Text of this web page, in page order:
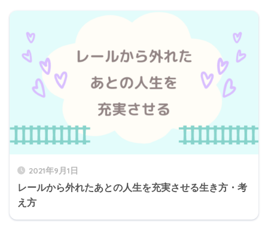
2021年9月1日
レールから外れたあとの人生を充実させる生き方・考
え方